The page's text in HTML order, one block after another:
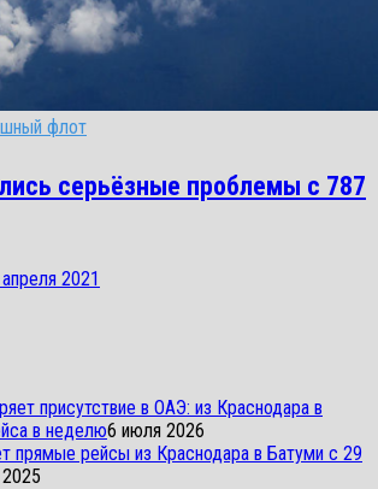
флот
серьёзные проблемы с 787
2021
присутствие в ОАЭ: из Краснодара в
в неделю6 июля 2026
прямые рейсы из Краснодара в Батуми с 29